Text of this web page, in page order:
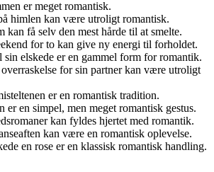
er meget romantisk.
himlen kan være utroligt romantisk.
kan få selv den mest hårde til at smelte.
for to kan give ny energi til forholdet.
elskede er en gammel form for romantik.
for sin partner kan være utroligt
er en romantisk tradition.
er en simpel, men meget romantisk gestus.
kan fyldes hjertet med romantik.
kan være en romantisk oplevelse.
en rose er en klassisk romantisk handling.